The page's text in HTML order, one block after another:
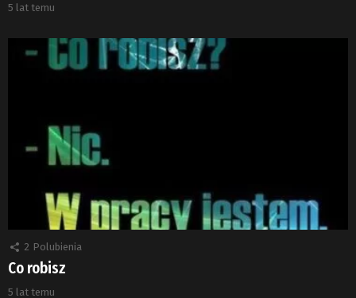
5 lat temu
2 Polubienia
Co robisz
5 lat temu